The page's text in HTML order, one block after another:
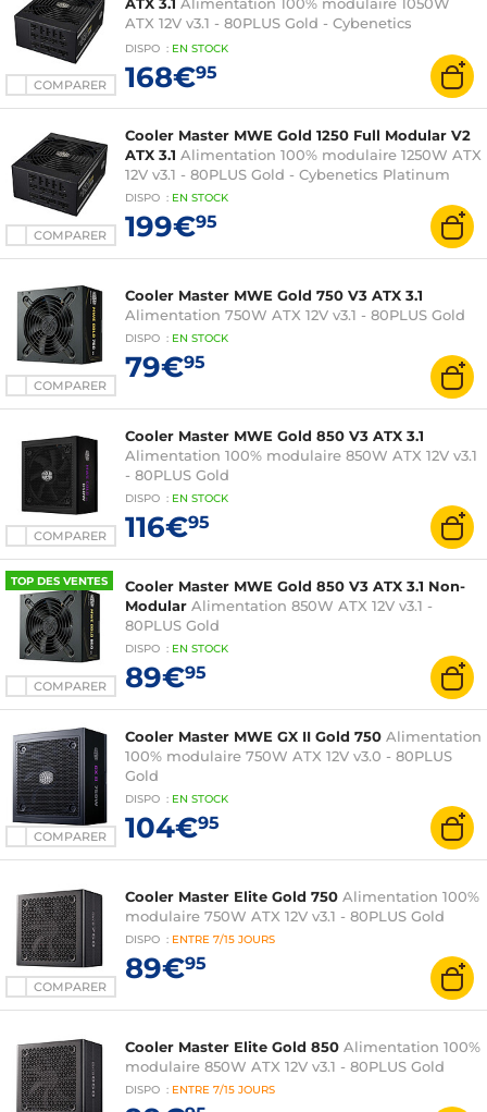
COMPARER
ATX 12V v3.1 - 80PLUS Gold - Cybenetics
Platinum
DISPO : EN STOCK
168€95
COMPARER
Cooler Master MWE Gold 1250 Full Modular V2
ATX 3.1 Alimentation 100% modulaire 1250W ATX
12V v3.1 - 80PLUS Gold - Cybenetics Platinum
DISPO : EN STOCK
199€95
COMPARER
Cooler Master MWE Gold 750 V3 ATX 3.1
Alimentation 750W ATX 12V v3.1 - 80PLUS Gold
DISPO : EN STOCK
79€95
COMPARER
Cooler Master MWE Gold 850 V3 ATX 3.1
Alimentation 100% modulaire 850W ATX 12V v3.1
- 80PLUS Gold
DISPO : EN STOCK
116€95
TOP DES VENTES
COMPARER
Cooler Master MWE Gold 850 V3 ATX 3.1 Non-
Modular Alimentation 850W ATX 12V v3.1 -
80PLUS Gold
DISPO : EN STOCK
89€95
COMPARER
Cooler Master MWE GX II Gold 750 Alimentation
100% modulaire 750W ATX 12V v3.0 - 80PLUS
Gold
DISPO : EN STOCK
104€95
COMPARER
Cooler Master Elite Gold 750 Alimentation 100%
modulaire 750W ATX 12V v3.1 - 80PLUS Gold
DISPO : ENTRE 7/15 JOURS
89€95
Cooler Master Elite Gold 850 Alimentation 100%
modulaire 850W ATX 12V v3.1 - 80PLUS Gold
DISPO : ENTRE 7/15 JOURS